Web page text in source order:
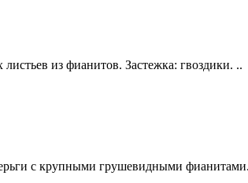
из фианитов. Застежка: гвоздики. ..
с крупными грушевидными